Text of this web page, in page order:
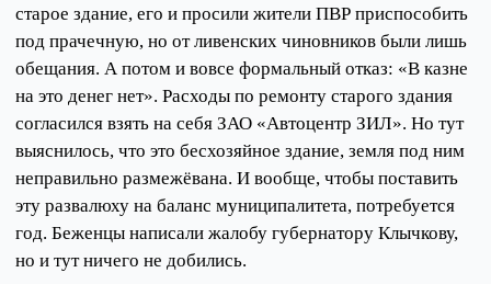
старое здание, его и просили жители ПВР приспособить
под прачечную, но от ливенских чиновников были лишь
обещания. А потом и вовсе формальный отказ: «В казне
на это денег нет». Расходы по ремонту старого здания
согласился взять на себя ЗАО «Автоцентр ЗИЛ». Но тут
выяснилось, что это бесхозяйное здание, земля под ним
неправильно размежёвана. И вообще, чтобы поставить
эту развалюху на баланс муниципалитета, потребуется
год. Беженцы написали жалобу губернатору Клычкову,
но и тут ничего не добились.